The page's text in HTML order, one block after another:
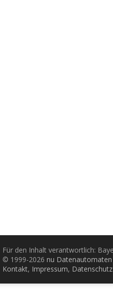
Für den Inhalt verantwortlich:
© 1999-2026 nu
Kontakt, Impressum, Datenschutz